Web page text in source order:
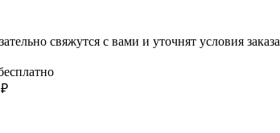
свяжутся с вами и уточнят условия заказа